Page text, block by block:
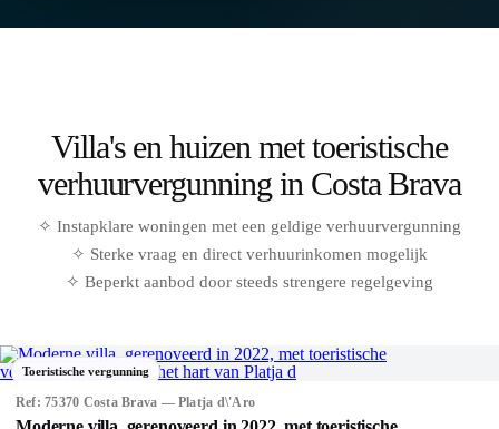
Villa's en huizen met toeristische
verhuurvergunning in Costa Brava
✧ Instapklare woningen met een geldige verhuurvergunning
✧ Sterke vraag en direct verhuurinkomen mogelijk
✧ Beperkt aanbod door steeds strengere regelgeving
Toeristische vergunning
Ref: 75351 Costa Brava — Santa Cristina d\'Aro